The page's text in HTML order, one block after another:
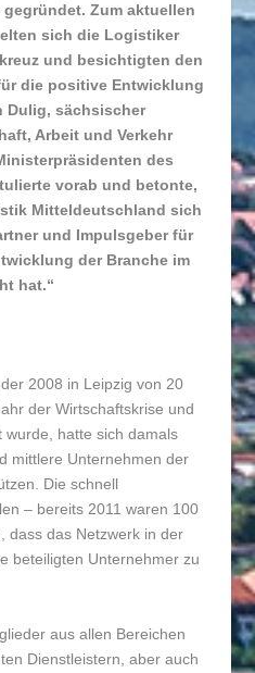
Zum aktuellen
sich die Logistiker
und besichtigten den
die positive Entwicklung
Dulig, sächsischer
Arbeit und Verkehr
des
vorab und betonte,
Mitteldeutschland sich
und Impulsgeber für
der Branche im
hat.“
2008 in Leipzig von 20
der Wirtschaftskrise und
wurde, hatte sich damals
mittlere Unternehmen der
Die schnell
– bereits 2011 waren 100
dass das Netzwerk in der
beteiligten Unternehmer zu
aus allen Bereichen
Dienstleistern, aber auch